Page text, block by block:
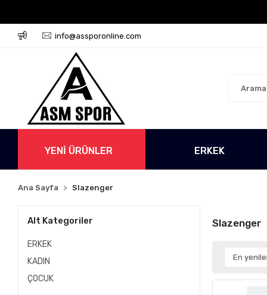
info@assporonline.com
YENİ ÜRÜNLER ERKEK
Ana Sayfa Slazenger
Alt Kategoriler
ERKEK
KADIN
ÇOCUK
Slazenger